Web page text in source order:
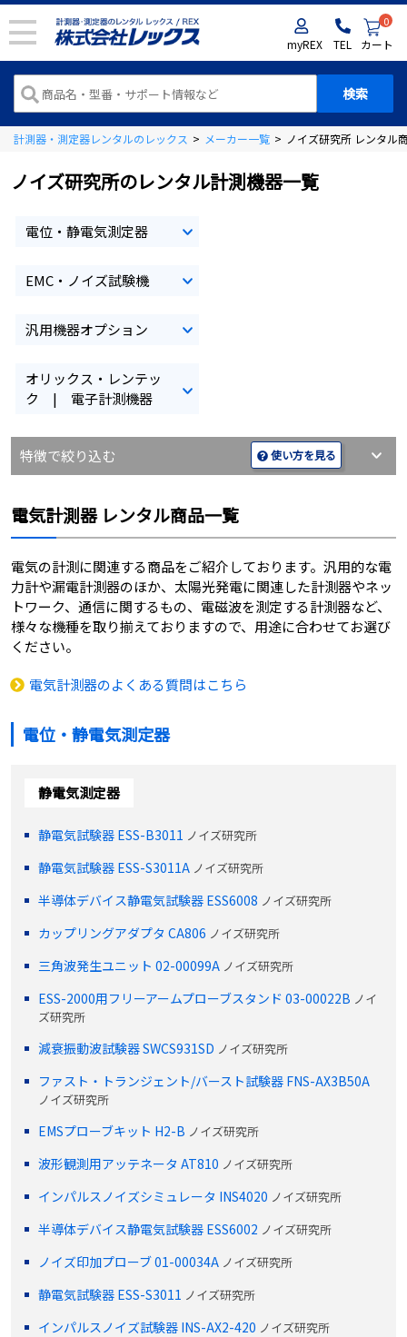
myREX TEL
0
カート
計測器・測定器レンタルのレックス > メーカー一覧 > ノイズ研究所 レンタル
ノイズ研究所のレンタル計測機器一覧
電位・静電気測定器
EMC・ノイズ試験機
汎用機器オプション
オリックス・レンテッ
ク | 電子計測機器
使い方を見る
特徴で絞り込む
電気計測器 レンタル商品一覧
電気の計測に関連する商品をご紹介しております。汎用的な電
力計や漏電計測器のほか、太陽光発電に関連した計測器やネッ
トワーク、通信に関するもの、電磁波を測定する計測器など、
様々な機種を取り揃えておりますので、用途に合わせてお選び
ください。
電気計測器のよくある質問はこちら
電位・静電気測定器
静電気測定器
静電気試験器 ESS-B3011 ノイズ研究所
静電気試験器 ESS-S3011A ノイズ研究所
半導体デバイス静電気試験器 ESS6008 ノイズ研究所
カップリングアダプタ CA806 ノイズ研究所
三角波発生ユニット 02-00099A ノイズ研究所
ESS-2000用フリーアームプローブスタンド 03-00022B ノイ
ズ研究所
減衰振動波試験器 SWCS931SD ノイズ研究所
ファスト・トランジェント/バースト試験器 FNS-AX3B50A
ノイズ研究所
EMSプローブキット H2-B ノイズ研究所
波形観測用アッテネータ AT810 ノイズ研究所
インパルスノイズシミュレータ INS4020 ノイズ研究所
半導体デバイス静電気試験器 ESS6002 ノイズ研究所
ノイズ印加プローブ 01-00034A ノイズ研究所
静電気試験器 ESS-S3011 ノイズ研究所
インパルスノイズ試験器 INS-AX2-420 ノイズ研究所